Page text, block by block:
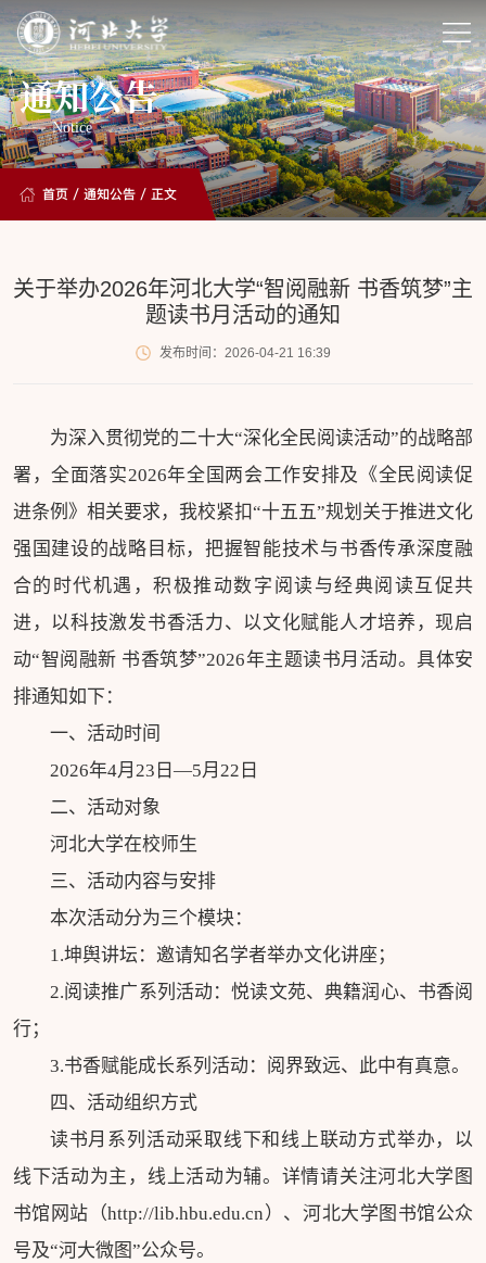
通知公告
Notice
首页 /通知公告 / 正文
关于举办2026年河北大学“智阅融新 书香筑梦”主
题读书月活动的通知
发布时间：2026-04-21 16:39
为深入贯彻党的二十大“深化全民阅读活动”的战略部
署，全面落实2026年全国两会工作安排及《全民阅读促
进条例》相关要求，我校紧扣“十五五”规划关于推进文化
强国建设的战略目标，把握智能技术与书香传承深度融
合的时代机遇，积极推动数字阅读与经典阅读互促共
进，以科技激发书香活力、以文化赋能人才培养，现启
动“智阅融新 书香筑梦”2026年主题读书月活动。具体安
排通知如下：
一、活动时间
2026年4月23日—5月22日
二、活动对象
河北大学在校师生
三、活动内容与安排
本次活动分为三个模块：
1.坤舆讲坛：邀请知名学者举办文化讲座；
2.阅读推广系列活动：悦读文苑、典籍润心、书香阅
行；
3.书香赋能成长系列活动：阅界致远、此中有真意。
四、活动组织方式
读书月系列活动采取线下和线上联动方式举办，以
线下活动为主，线上活动为辅。详情请关注河北大学图
书馆网站（http://lib.hbu.edu.cn）、河北大学图书馆公众
号及“河大微图”公众号。